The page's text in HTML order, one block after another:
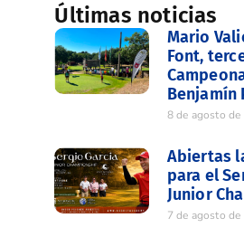
Últimas noticias
Mario
Font,
Benjamín
8 de agosto de
Abiertas
para el
Junior
7 de agosto